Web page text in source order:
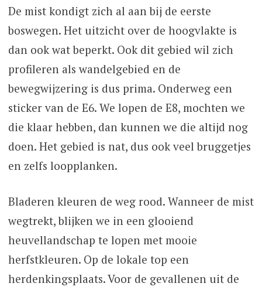
De mist kondigt zich al aan bij de eerste
boswegen. Het uitzicht over de hoogvlakte is
dan ook wat beperkt. Ook dit gebied wil zich
profileren als wandelgebied en de
bewegwijzering is dus prima. Onderweg een
sticker van de E6. We lopen de E8, mochten we
die klaar hebben, dan kunnen we die altijd nog
doen. Het gebied is nat, dus ook veel bruggetjes
en zelfs loopplanken.
Bladeren kleuren de weg rood. Wanneer de mist
wegtrekt, blijken we in een glooiend
heuvellandschap te lopen met mooie
herfstkleuren. Op de lokale top een
herdenkingsplaats. Voor de gevallenen uit de